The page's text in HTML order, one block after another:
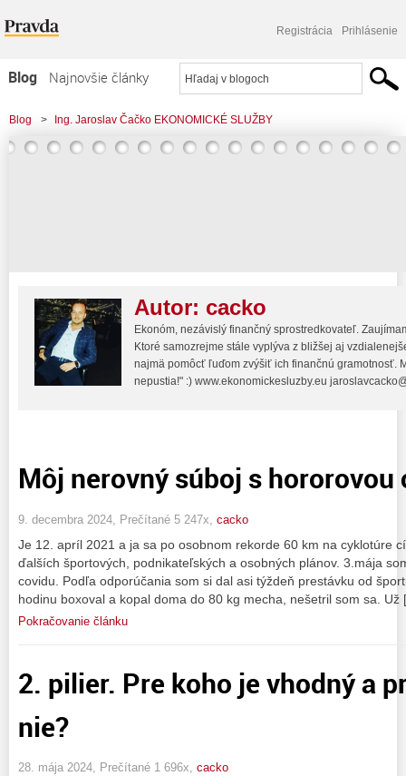
Registrácia Prihlásenie
Blog
Najnovšie články
Najčítanejšie články
Najkomentovanejšie články
Blog > Ing. Jaroslav Čačko EKONOMICKÉ SLUŽBY
Autor: cacko
Ekonóm, nezávislý finančný sprostredkovateľ.
Ktoré samozrejme stále vyplýva z bližšej aj
najmä pomôcť ľuďom zvýšiť ich finančnú gramotnosť.
nepustia!" :) www.ekonomickesluzby.eu
Môj nerovný súboj s hororovou
9. decembra 2024, Prečítané 5 247x, cacko
Je 12. apríl 2021 a ja sa po osobnom rekorde 60 km na cyklotúre
ďalších športových, podnikateľských a osobných plánov. 3.mája
covidu. Podľa odporúčania som si dal asi týždeň prestávku od
hodinu boxoval a kopal doma do 80 kg mecha, nešetril som sa.
Pokračovanie článku
2. pilier. Pre koho je vhodný a
nie?
28. mája 2024, Prečítané 1 696x, cacko